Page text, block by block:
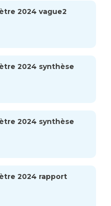
2024 vague2
2024 synthèse
2024 synthèse
2024 rapport